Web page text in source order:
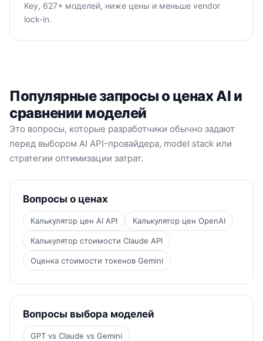
Key, 627+ моделей, ниже цены и меньше vendor
lock-in.
Популярные запросы о ценах AI и
сравнении моделей
Это вопросы, которые разработчики обычно задают
перед выбором AI API-провайдера, model stack или
стратегии оптимизации затрат.
Вопросы о ценах
Калькулятор цен AI API Калькулятор цен OpenAI
Калькулятор стоимости Claude API
Оценка стоимости токенов Gemini
Вопросы выбора моделей
GPT vs Claude vs Gemini